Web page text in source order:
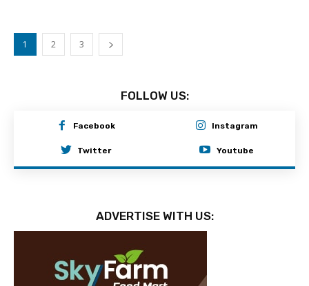
1 2 3
FOLLOW US:
Facebook Instagram
Twitter Youtube
ADVERTISE WITH US: